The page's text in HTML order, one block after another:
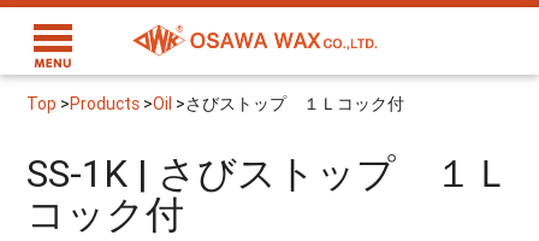
Top >Products >Oil >さびストップ １Ｌコック付
SS-1K | さびストップ １Ｌ
コック付